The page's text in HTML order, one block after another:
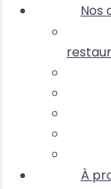
Nos
À